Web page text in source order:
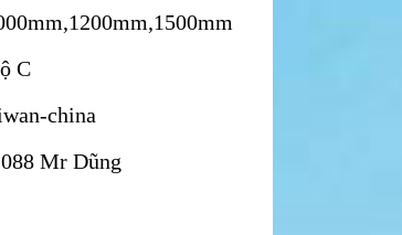
C
china
Mr Dũng